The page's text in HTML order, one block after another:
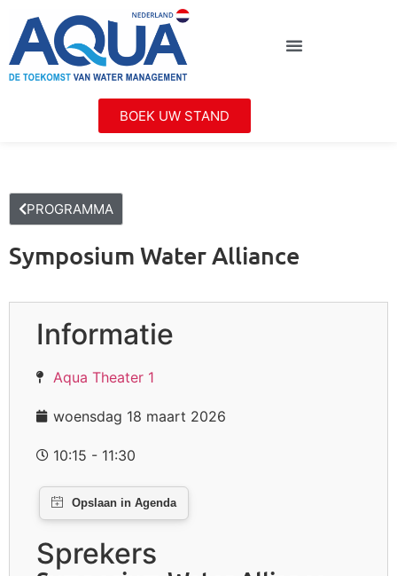
BOEK UW STAND
PROGRAMMA
Symposium Water Alliance
Informatie
Aqua Theater 1
woensdag 18 maart 2026
10:15 - 11:30
Sprekers